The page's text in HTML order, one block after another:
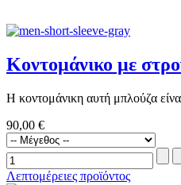
Κοντομάνικο με
Η κοντομάνικη αυτή μπλούζα
90,00 €
Λεπτομέρειες προϊόντος